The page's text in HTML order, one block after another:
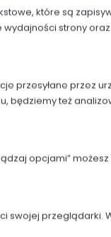
które są
strony oraz
przesyłane przez
będziemy też
opcjami”
swojej przeglądarki.
fizycznego i
nawyków,
mu przez